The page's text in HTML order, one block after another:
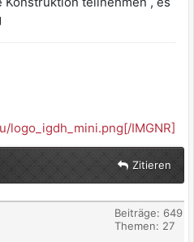
logo_igdh_mini.png[/IMGNR]
Zitieren
Beiträge: 649
Themen: 27